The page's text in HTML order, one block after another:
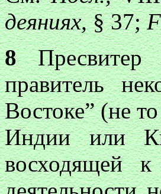
деяниях,§ 37;
8Пресвитер
правитель
Востоке” (не
Индии или
восходящей